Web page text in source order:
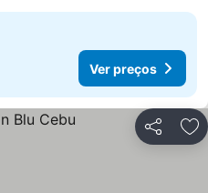
Ver preços
Partilhar